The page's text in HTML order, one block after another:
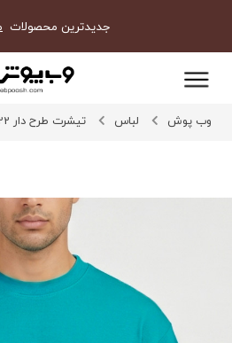
جدیدترین محصولات
وب پوش لباس تیشرت طرح دار 96122